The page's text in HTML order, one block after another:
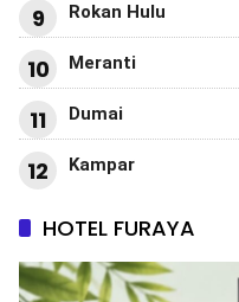
9 Rokan Hulu
10 Meranti
11 Dumai
12 Kampar
HOTEL FURAYA